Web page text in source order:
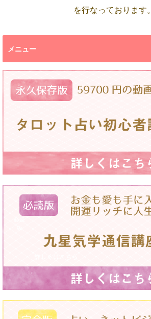
を行なっております。
メニュー